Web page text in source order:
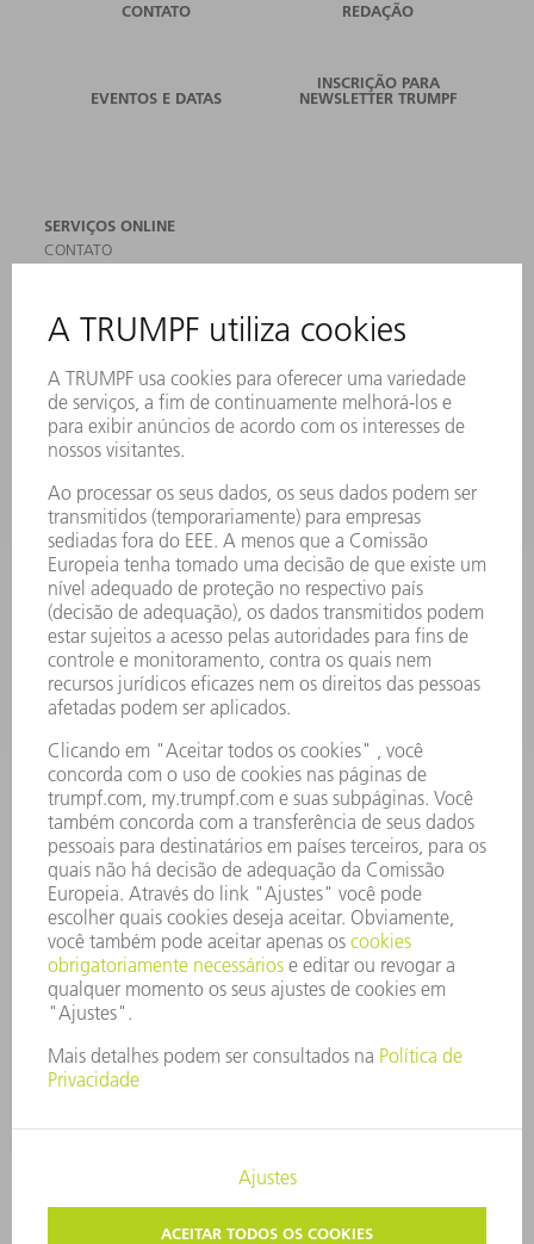
CONTATO REDAÇÃO
EVENTOS E DATAS
INSCRIÇÃO PARA
NEWSLETTER TRUMPF
SERVIÇOS ONLINE
CONTATO
ASSINATURA DA NEWSLETTER
MYTRUMPF
FICHAS DE DADOS DE SEGURANÇA
PRODUTOS
MÁQUINAS & SISTEMAS
LASER
FERRAMENTAS ELÉTRICAS
SMART FACTORY
SOFTWARE
SERVIÇOS
APLICAÇÕES
SETORES
EMPRESA
CARREIRA
OFERTAS DE EMPREGO
PERFIL DA EMPRESA
RELATÓRIO FINANCEIRO ANUAL
PRINCÍPIOS EMPRESARIAIS
COMPLIANCE
SISTEMA DE DENÚNCIAS
SEGURANÇA
COMUNICADOS À IMPRENSA
REVISTAS
SUSTENTABILIDADE
MEIO AMBIENTE E CLIMA
SOCIAL E CORPORATIVO
ADMINISTRAÇÃO EMPRESARIAL
PROTEÇÃO DE DADOS
COPYRIGHT E MARCA REGISTRADA
CONFIGURAÇÕES DE PRIVACIDADE